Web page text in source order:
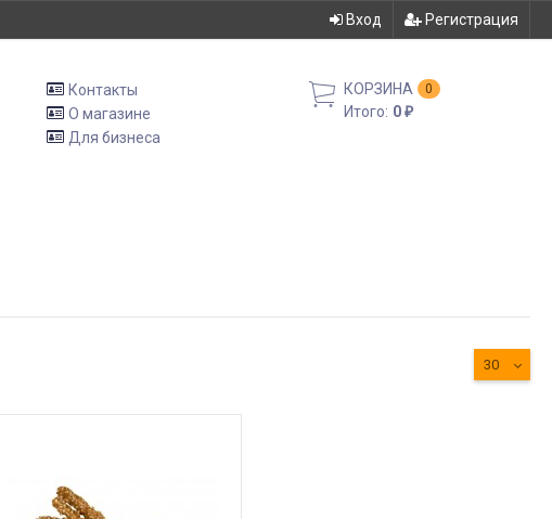
Вход Регистрация
Контакты
О магазине
Для бизнеса
КОРЗИНА 0
Итого: 0₽
30